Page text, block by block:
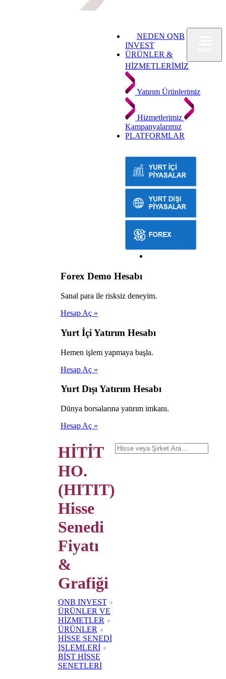
NEDEN QNB
INVEST
ÜRÜNLER &
HİZMETLERİMİZ
Yatırım Ürünlerimiz
Hizmetlerimiz
Kampanyalarımız
PLATFORMLAR
Forex Demo Hesabı
Sanal para ile risksiz deneyim.
Hesap Aç »
Yurt İçi Yatırım Hesabı
Hemen işlem yapmaya başla.
Hesap Aç »
Yurt Dışı Yatırım Hesabı
Dünya borsalarına yatırım imkanı.
Hesap Aç »
HİTİT
HO.
(HITIT)
Hisse
Senedi
Fiyatı
&
Grafiği
QNB INVEST
ÜRÜNLER VE
HİZMETLER
ÜRÜNLER
HİSSE SENEDİ
İŞLEMLERİ
BİST HİSSE
SENETLERİ